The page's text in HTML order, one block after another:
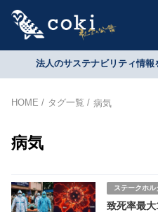
法人のサステナビリティ情
HOME タグ一覧 病気
病気
ステークホ
致死率最